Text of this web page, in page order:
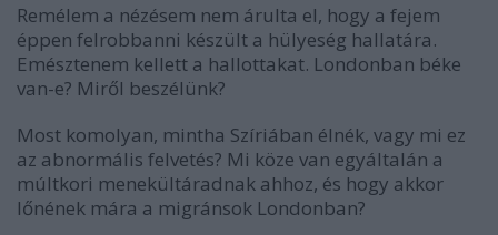
Remélem a nézésem nem árulta el, hogy a fejem
éppen felrobbanni készült a hülyeség hallatára.
Emésztenem kellett a hallottakat. Londonban béke
van-e? Miről beszélünk?
Most komolyan, mintha Szíriában élnék, vagy mi ez
az abnormális felvetés? Mi köze van egyáltalán a
múltkori menekültáradnak ahhoz, és hogy akkor
lőnének mára a migránsok Londonban?